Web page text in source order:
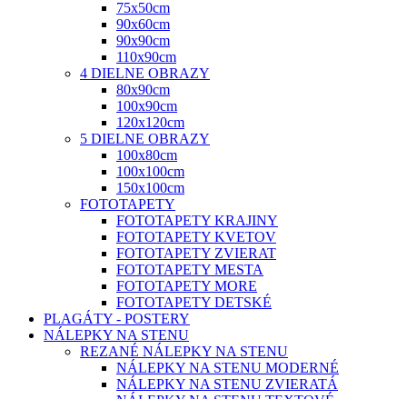
75x50cm
90x60cm
90x90cm
110x90cm
4 DIELNE OBRAZY
80x90cm
100x90cm
120x120cm
5 DIELNE OBRAZY
100x80cm
100x100cm
150x100cm
FOTOTAPETY
FOTOTAPETY KRAJINY
FOTOTAPETY KVETOV
FOTOTAPETY ZVIERAT
FOTOTAPETY MESTA
FOTOTAPETY MORE
FOTOTAPETY DETSKÉ
PLAGÁTY - POSTERY
NÁLEPKY NA STENU
REZANÉ NÁLEPKY NA STENU
NÁLEPKY NA STENU MODERNÉ
NÁLEPKY NA STENU ZVIERATÁ